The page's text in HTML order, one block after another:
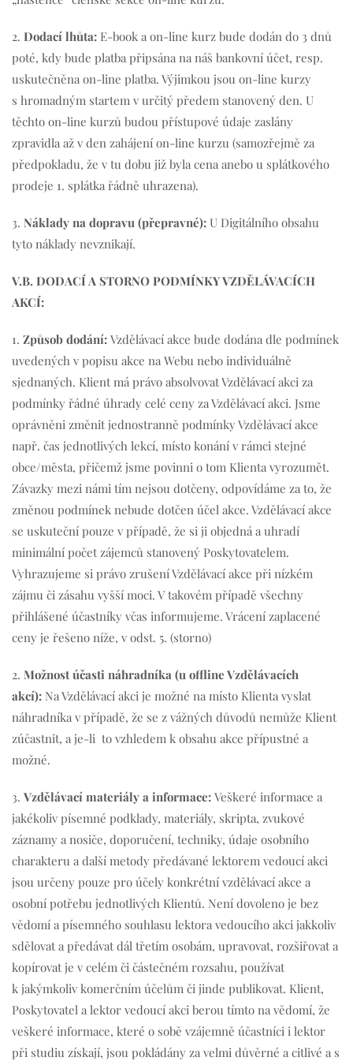
2. Dodací lhůta: E-book a on-line kurz bude dodán do 3 dnů
poté, kdy bude platba připsána na náš bankovní účet, resp.
uskutečněna on-line platba. Výjimkou jsou on-line kurzy
s hromadným startem v určitý předem stanovený den. U
těchto on-line kurzů budou přístupové údaje zaslány
zpravidla až v den zahájení on-line kurzu (samozřejmě za
předpokladu, že v tu dobu již byla cena anebo u splátkového
prodeje 1. splátka řádně uhrazena).
3. Náklady na dopravu (přepravné): U Digitálního obsahu
tyto náklady nevznikají.
V.B. DODACÍ A STORNO PODMÍNKY VZDĚLÁVACÍCH
AKCÍ:
1. Způsob dodání: Vzdělávací akce bude dodána dle podmínek
uvedených v popisu akce na Webu nebo individuálně
sjednaných. Klient má právo absolvovat Vzdělávací akci za
podmínky řádné úhrady celé ceny za Vzdělávací akci. Jsme
oprávněni změnit jednostranně podmínky Vzdělávací akce
např. čas jednotlivých lekcí, místo konání v rámci stejné
obce/města, přičemž jsme povinni o tom Klienta vyrozumět.
Závazky mezi námi tím nejsou dotčeny, odpovídáme za to, že
změnou podmínek nebude dotčen účel akce. Vzdělávací akce
se uskuteční pouze v případě, že si ji objedná a uhradí
minimální počet zájemců stanovený Poskytovatelem.
Vyhrazujeme si právo zrušení Vzdělávací akce při nízkém
zájmu či zásahu vyšší moci. V takovém případě všechny
přihlášené účastníky včas informujeme. Vrácení zaplacené
ceny je řešeno níže, v odst. 5. (storno)
2. Možnost účasti náhradníka (u offline Vzdělávacích
akcí): Na Vzdělávací akci je možné na místo Klienta vyslat
náhradníka v případě, že se z vážných důvodů nemůže Klient
zúčastnit, a je-li to vzhledem k obsahu akce přípustné a
možné.
3. Vzdělávací materiály a informace: Veškeré informace a
jakékoliv písemné podklady, materiály, skripta, zvukové
záznamy a nosiče, doporučení, techniky, údaje osobního
charakteru a další metody předávané lektorem vedoucí akci
jsou určeny pouze pro účely konkrétní vzdělávací akce a
osobní potřebu jednotlivých Klientů. Není dovoleno je bez
vědomí a písemného souhlasu lektora vedoucího akci jakkoliv
sdělovat a předávat dál třetím osobám, upravovat, rozšiřovat a
kopírovat je v celém či částečném rozsahu, používat
k jakýmkoliv komerčním účelům či jinde publikovat. Klient,
Poskytovatel a lektor vedoucí akci berou tímto na vědomí, že
veškeré informace, které o sobě vzájemně účastníci i lektor
při studiu získají, jsou pokládány za velmi důvěrné a citlivé a s